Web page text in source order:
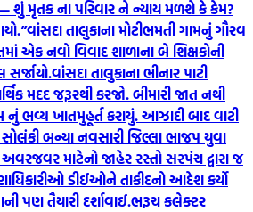
શું મૃતક ના પરિવાર ને ન્યાય મળશે કે કેમ?
વાંસદા તાલુકાના મોટીભમતી ગામનું ગૌરવ
એક નવો વિવાદ શાળાના બે શિક્ષકોની
વાંસદા તાલુકાના ભીનાર પાટી
મદદ જરૂરથી કરજો. બીમારી જાત નથી
નું ભવ્ય ખાતમુહૂર્ત કરાયું. આઝાદી બાદ વાટી
બન્યા નવસારી જિલ્લા ભાજપ યુવા
માટેનો જાહેર રસ્તો સરપંચ દ્વારા જ
ડીઈઓને તાકીદનો આદેશ કર્યો
પણ તૈયારી દર્શાવાઈ.ભરૂચ કલેક્ટર